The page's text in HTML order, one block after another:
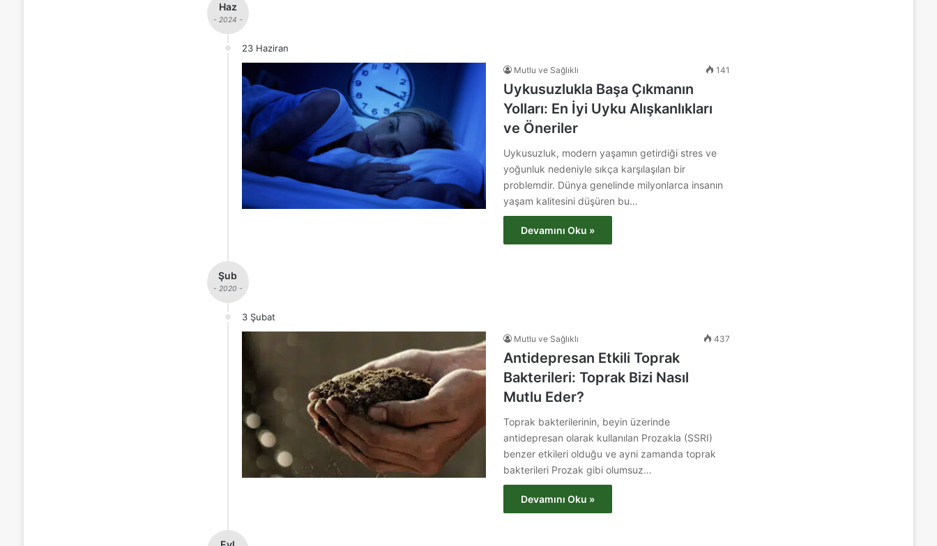
Haz
- 2024 -
23 Haziran
Mutlu ve Sağlıklı 141
Uykusuzlukla Başa Çıkmanın
Yolları: En İyi Uyku Alışkanlıkları
ve Öneriler
Uykusuzluk, modern yaşamın getirdiği stres ve
yoğunluk nedeniyle sıkça karşılaşılan bir
problemdir. Dünya genelinde milyonlarca insanın
yaşam kalitesini düşüren bu…
Devamını Oku »
Şub
- 2020 -
3 Şubat
Mutlu ve Sağlıklı 437
Antidepresan Etkili Toprak
Bakterileri: Toprak Bizi Nasıl
Mutlu Eder?
Toprak bakterilerinin, beyin üzerinde
antidepresan olarak kullanılan Prozakla (SSRI)
benzer etkileri olduğu ve ayni zamanda toprak
bakterileri Prozak gibi olumsuz…
Devamını Oku »